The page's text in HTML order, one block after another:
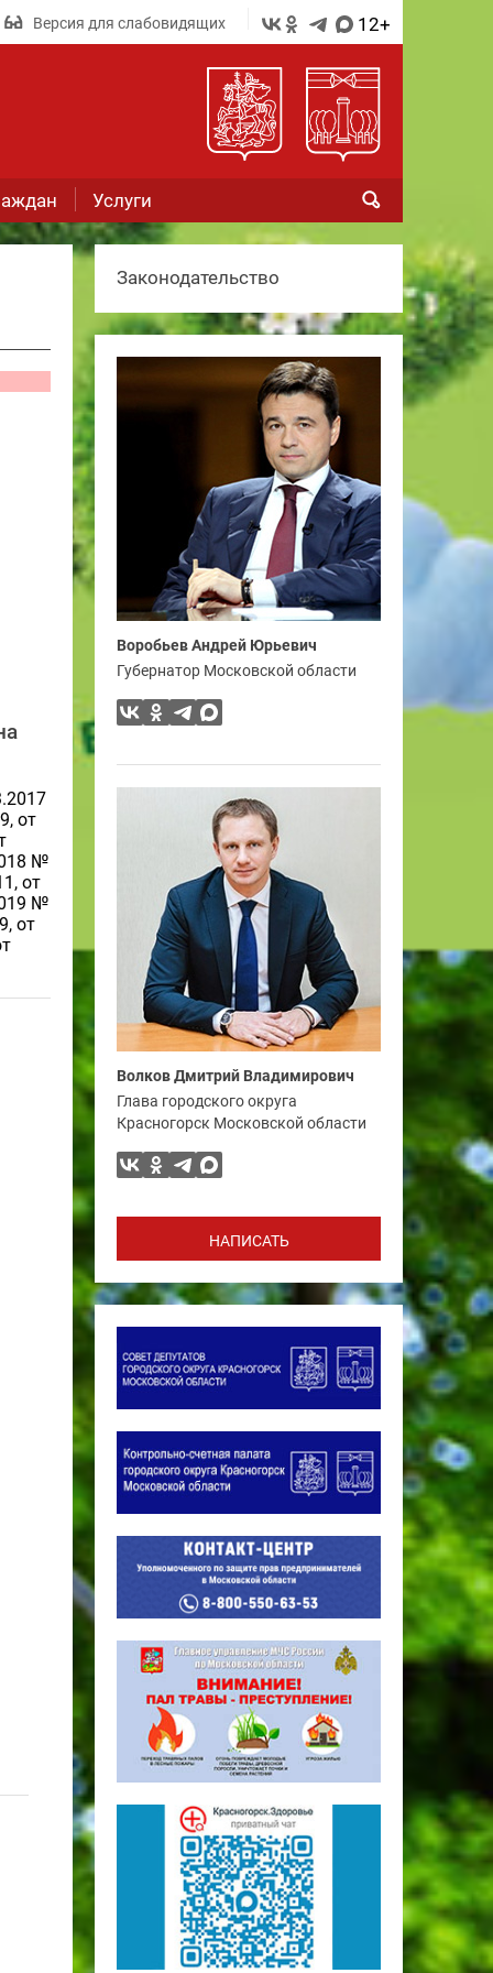
Версия для слабовидящих 12+
Услуги
от
№
от
№
от
Законодательство
Воробьев Андрей Юрьевич
Губернатор Московской области
Волков Дмитрий Владимирович
Глава городского округа
Красногорск Московской области
НАПИСАТЬ